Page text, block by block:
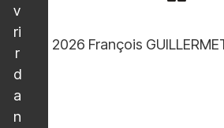
v
ri
r
d
a
n
© 2026 François